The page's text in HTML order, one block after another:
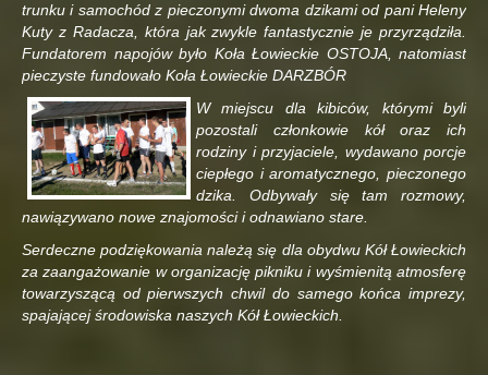
trunku i samochód z pieczonymi dwoma dzikami od pani Heleny
Kuty z Radacza, która jak zwykle fantastycznie je przyrządziła.
Fundatorem napojów było Koła Łowieckie OSTOJA, natomiast
pieczyste fundowało Koła Łowieckie DARZBÓR
W miejscu dla kibiców, którymi byli
pozostali członkowie kół oraz ich
rodziny i przyjaciele, wydawano porcje
ciepłego i aromatycznego, pieczonego
dzika. Odbywały się tam rozmowy,
nawiązywano nowe znajomości i odnawiano stare.
Serdeczne podziękowania należą się dla obydwu Kół Łowieckich
za zaangażowanie w organizację pikniku i wyśmienitą atmosferę
towarzyszącą od pierwszych chwil do samego końca imprezy,
spajającej środowiska naszych Kół Łowieckich.